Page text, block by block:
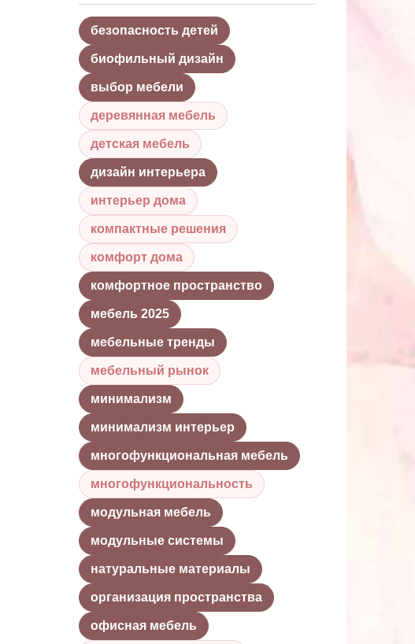
безопасность детей
биофильный дизайн
выбор мебели
деревянная мебель
детская мебель
дизайн интерьера
интерьер дома
компактные решения
комфорт дома
комфортное пространство
мебель 2025
мебельные тренды
мебельный рынок
минимализм
минимализм интерьер
многофункциональная мебель
многофункциональность
модульная мебель
модульные системы
натуральные материалы
организация пространства
офисная мебель